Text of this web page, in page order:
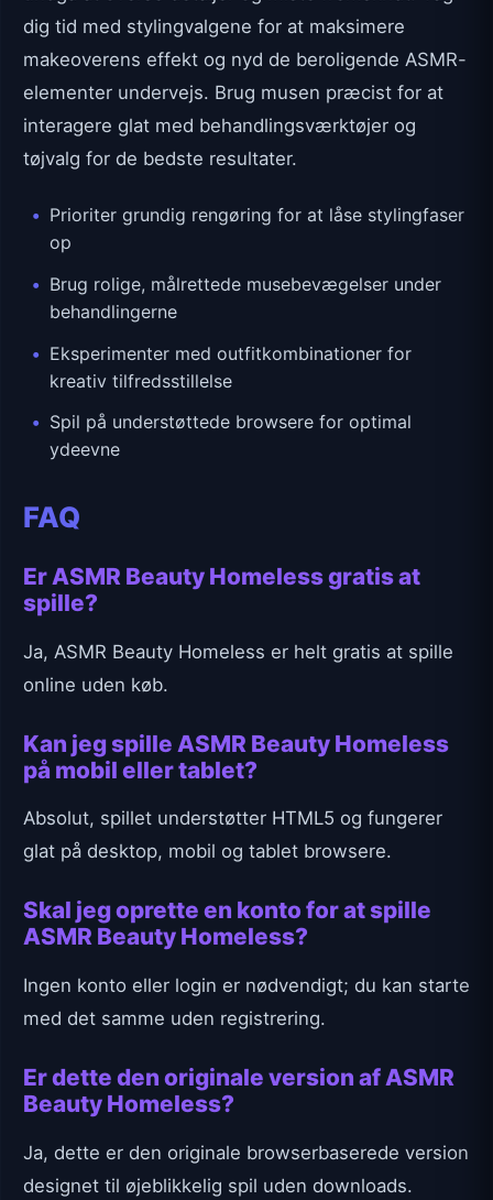
dig tid med stylingvalgene for at maksimere
makeoverens effekt og nyd de beroligende ASMR-
elementer undervejs. Brug musen præcist for at
interagere glat med behandlingsværktøjer og
tøjvalg for de bedste resultater.
Prioriter grundig rengøring for at låse stylingfaser
op
Brug rolige, målrettede musebevægelser under
behandlingerne
Eksperimenter med outfitkombinationer for
kreativ tilfredsstillelse
Spil på understøttede browsere for optimal
ydeevne
FAQ
Er ASMR Beauty Homeless gratis at
spille?
Ja, ASMR Beauty Homeless er helt gratis at spille
online uden køb.
Kan jeg spille ASMR Beauty Homeless
på mobil eller tablet?
Absolut, spillet understøtter HTML5 og fungerer
glat på desktop, mobil og tablet browsere.
Skal jeg oprette en konto for at spille
ASMR Beauty Homeless?
Ingen konto eller login er nødvendigt; du kan starte
med det samme uden registrering.
Er dette den originale version af ASMR
Beauty Homeless?
Ja, dette er den originale browserbaserede version
designet til øjeblikkelig spil uden downloads.